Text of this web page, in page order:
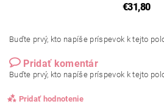
€31,80
Buďte prvý, kto napíše príspevok k tejto
Pridať komentár
Buďte prvý, kto napíše príspevok k tejto
Pridať hodnotenie